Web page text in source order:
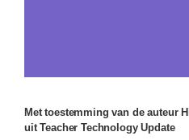
Met toestemming van de auteur
uitTeacher Technology Update